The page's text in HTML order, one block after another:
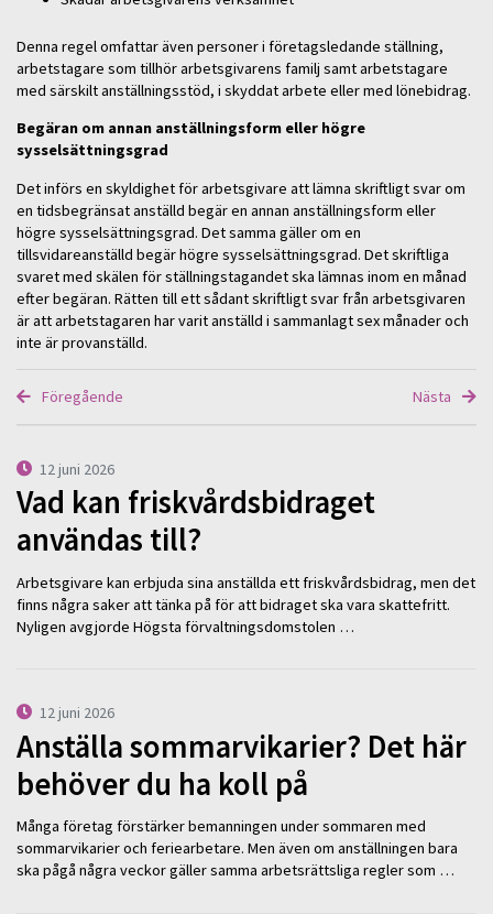
Denna regel omfattar även personer i företagsledande ställning,
arbetstagare som tillhör arbetsgivarens familj samt arbetstagare
med särskilt anställningsstöd, i skyddat arbete eller med lönebidrag.
Begäran om annan anställningsform eller högre
sysselsättningsgrad
Det införs en skyldighet för arbetsgivare att lämna skriftligt svar om
en tidsbegränsat anställd begär en annan anställningsform eller
högre sysselsättningsgrad. Det samma gäller om en
tillsvidareanställd begär högre sysselsättningsgrad. Det skriftliga
svaret med skälen för ställningstagandet ska lämnas inom en månad
efter begäran. Rätten till ett sådant skriftligt svar från arbetsgivaren
är att arbetstagaren har varit anställd i sammanlagt sex månader och
inte är provanställd.
Föregående Nästa
12 juni 2026
Vad kan friskvårdsbidraget
användas till?
Arbetsgivare kan erbjuda sina anställda ett friskvårdsbidrag, men det
finns några saker att tänka på för att bidraget ska vara skattefritt.
Nyligen avgjorde Högsta förvaltningsdomstolen …
12 juni 2026
Anställa sommarvikarier? Det här
behöver du ha koll på
Många företag förstärker bemanningen under sommaren med
sommarvikarier och feriearbetare. Men även om anställningen bara
ska pågå några veckor gäller samma arbetsrättsliga regler som …